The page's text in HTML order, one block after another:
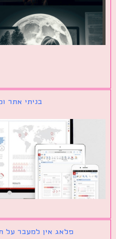
בניתי אתר ומה
פלאג אין למעבר על תמונה